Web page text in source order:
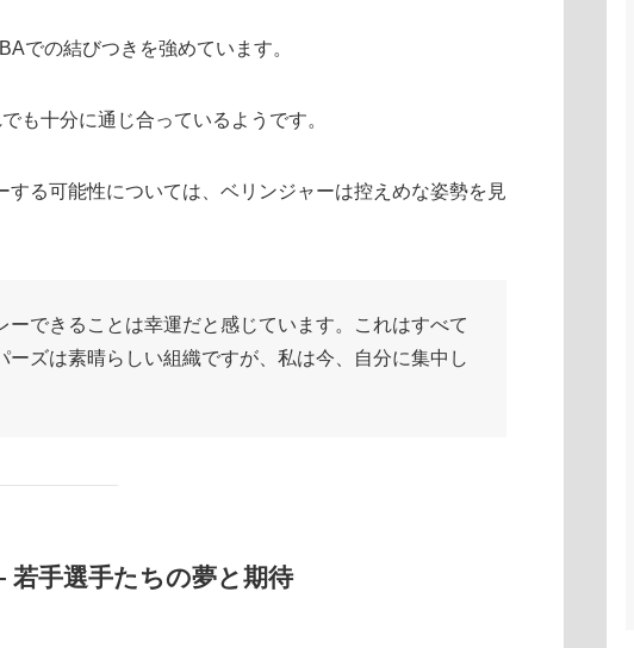
での結びつきを強めています。
も十分に通じ合っているようです。
る可能性については、ベリンジャーは控えめな姿勢を見
ーできることは幸運だと感じています。これはすべて
ズは素晴らしい組織ですが、私は今、自分に集中し
手選手たちの夢と期待